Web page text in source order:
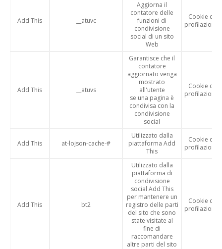
Add This __atuvc
Aggiorna il
contatore delle
funzioni di
condivisione
social di un sito
Web
Cookie di
profilazione
Add This __atuvs
Garantisce che il
contatore
aggiornato venga
mostrato
all'utente
se una pagina è
condivisa con la
condivisione
social
Cookie di
profilazione
Add This at-lojson-cache-#
Utilizzato dalla
piattaforma Add
This
Cookie di
profilazione
Add This bt2
Utilizzato dalla
piattaforma di
condivisione
social Add This
per mantenere un
registro delle parti
del sito che sono
state visitate al
fine di
raccomandare
altre parti del sito
Cookie di
profilazione